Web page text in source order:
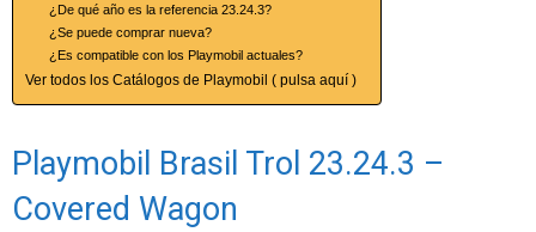
¿De qué año es la referencia 23.24.3?
¿Se puede comprar nueva?
¿Es compatible con los Playmobil actuales?
Ver todos los Catálogos de Playmobil ( pulsa aquí )
Playmobil Brasil Trol 23.24.3 –
Covered Wagon